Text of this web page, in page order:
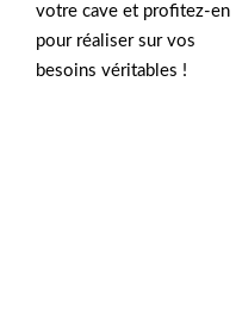
votre cave et profitez-en
pour réaliser sur vos
besoins véritables !